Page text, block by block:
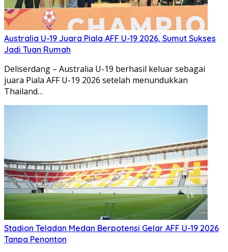
Australia U-19 Juara Piala AFF U-19 2026, Sumut Sukses
Jadi Tuan Rumah
Deliserdang – Australia U-19 berhasil keluar sebagai
juara Piala AFF U-19 2026 setelah menundukkan
Thailand…
Stadion Teladan Medan Berpotensi Gelar AFF U-19 2026
Tanpa Penonton